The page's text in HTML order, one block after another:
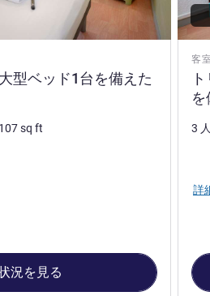
型ベッド1台を備えた
107sq ft
況を見る
客
3
詳